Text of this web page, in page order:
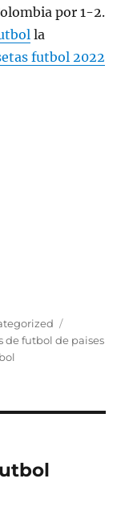
por 1-2.
la
futbol 2022
de futbol de paises